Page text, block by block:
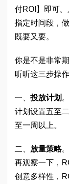
付ROI】即可
指定时间段，
既要又要。
你是不是非常
听听这三步操
一、投放计划
计划设置五至
至一周以上。
二、 放量策略
再观察一下，
创意多样性，